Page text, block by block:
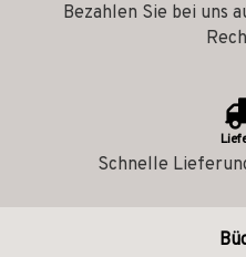
Bezahlen Sie bei uns
Schnelle